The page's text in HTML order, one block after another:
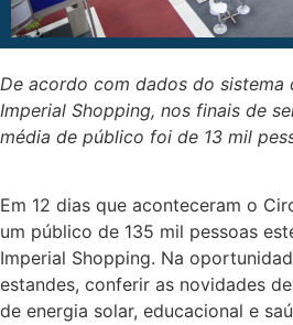
De acordo com dados do sistema
Imperial Shopping, nos finais de
média de público foi de 13 mil
Em 12 dias que aconteceram o
um público de 135 mil pessoas
Imperial Shopping. Na
estandes, conferir as novidades
de energia solar, educacional e